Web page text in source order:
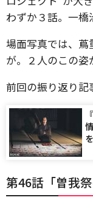
わずか３話。一橋
場面写真では、
が。２人のこの姿
前回の振り返り
第46話「曽我